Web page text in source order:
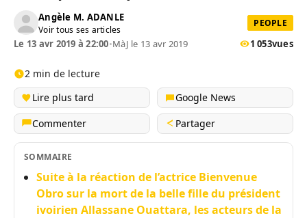
Angèle M. ADANLE
Voir tous ses articles
PEOPLE
Le 13 avr 2019 à 22:00•MàJ le 13 avr 2019 1 053vues
2 min de lecture
Lire plus tard
Google News
Commenter
Partager
SOMMAIRE
Suite à la réaction de l’actrice Bienvenue
Obro sur la mort de la belle fille du président
ivoirien Allassane Ouattara, les acteurs de la